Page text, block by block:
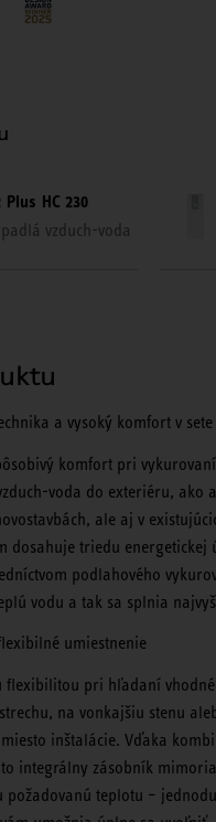
Plus HC 230
vzduch-voda
a vysoký komfort v sete
komfort pri
voda do exteriéru,
ale aj v
dosahuje triedu
podlahového
vodu a tak sa splnia
umiestnenie
flexibilitou pri hľadaní
na vonkajšiu stenu
inštalácie. Vďaka
integrálny zásobník
požadovanú teplotu –